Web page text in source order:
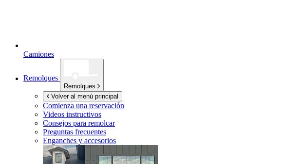
Camiones
Remolques
Remolques
Volver al menú principal
Comienza una reservación
Videos instructivos
Consejos para remolcar
Preguntas frecuentes
Enganches y accesorios